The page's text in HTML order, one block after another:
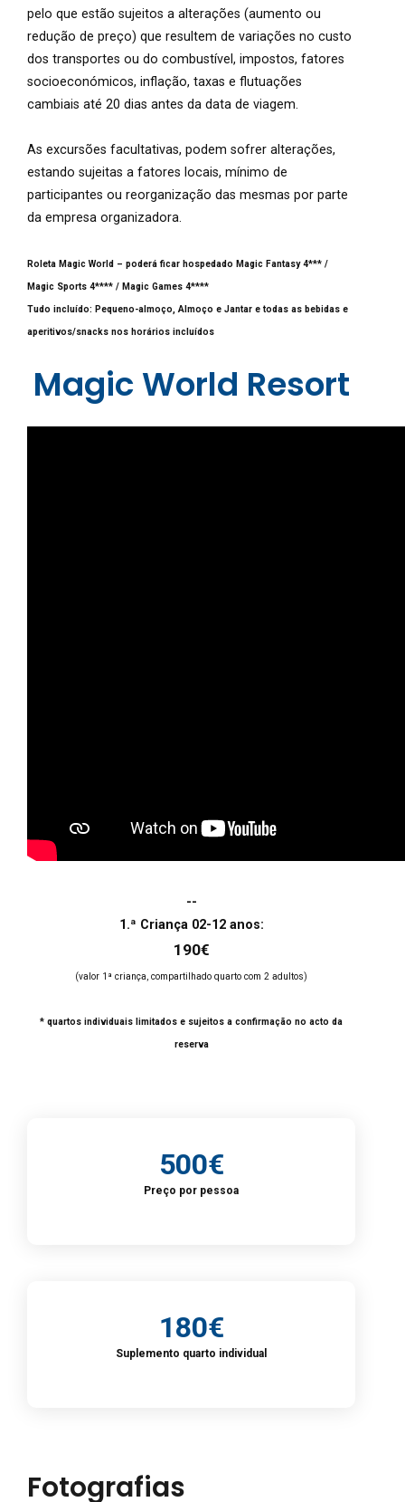
pelo que estão sujeitos a alterações (aumento ou
redução de preço) que resultem de variações no custo
dos transportes ou do combustível, impostos, fatores
socioeconómicos, inflação, taxas e flutuações
cambiais até 20 dias antes da data de viagem.
As excursões facultativas, podem sofrer alterações,
estando sujeitas a fatores locais, mínimo de
participantes ou reorganização das mesmas por parte
da empresa organizadora.
Roleta Magic World – poderá ficar hospedado Magic Fantasy 4*** /
Magic Sports 4**** / Magic Games 4****
Tudo incluído: Pequeno-almoço, Almoço e Jantar e todas as bebidas e
aperitivos/snacks nos horários incluídos
Magic World Resort
--
1.ª Criança 02-12 anos:
190€
(valor 1ª criança, compartilhado quarto com 2 adultos)
* quartos individuais limitados e sujeitos a confirmação no acto da
reserva
500€
Preço por pessoa
180€
Suplemento quarto individual
Fotografias